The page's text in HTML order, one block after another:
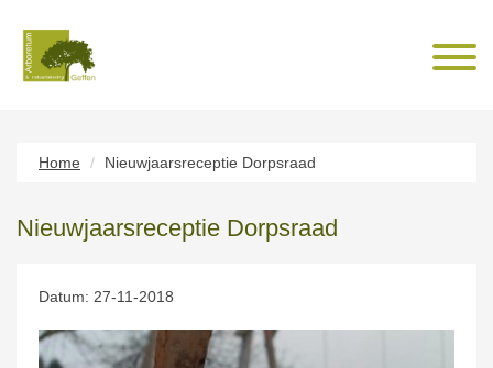
Home Nieuwjaarsreceptie Dorpsraad
Nieuwjaarsreceptie Dorpsraad
Datum: 27-11-2018